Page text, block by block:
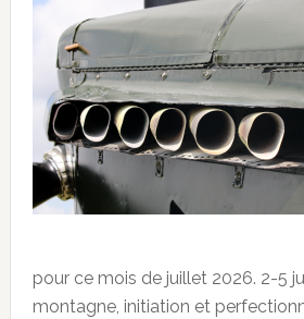
pour ce mois de juillet 2026. 2-5
montagne, initiation et